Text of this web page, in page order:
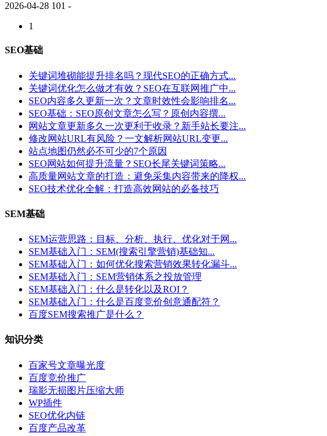
2026-04-28 101 -
1
SEO基础
关键词堆砌能提升排名吗？现代SEO的正确方式...
关键词优化怎么做才有效？SEO在互联网推广中...
SEO内容多久更新一次？文章时效性会影响排名...
SEO基础：SEO原创文章怎么写？原创内容撰...
网站文章更新多久一次更利于收录？新手站长要注...
修改网站URL有风险？一文解析网站URL变更...
站点地图仍然必不可少的7个原因
SEO网站如何提升流量？SEO长尾关键词策略...
高质量网站文章的打造：避免采集内容带来的降权...
SEO技术优化全解：打造高效网站的必备技巧
SEM基础
SEM运营思路：目标、分析、执行、优化对于网...
SEM基础入门：SEM(搜索引擎营销)基础知...
SEM基础入门：如何优化搜索营销效果转化漏斗...
SEM基础入门：SEM营销体系之投放管理
SEM基础入门：什么是转化以及ROI？
SEM基础入门：什么是百度竞价创意通配符？
百度SEM搜索推广是什么？
知识分类
百家号文章曝光度
百度竞价推广
瑞影无损图片压缩大师
WP插件
SEO优化内链
百度产品改革